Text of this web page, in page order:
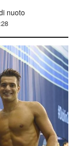
nuoto